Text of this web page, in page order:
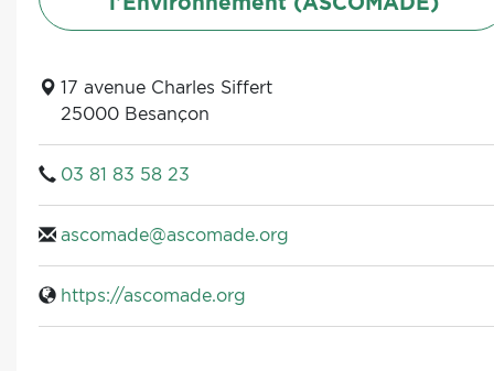
17 avenue Charles Siffert
25000 Besançon
03 81 83 58 23
ascomade@ascomade.org
https://ascomade.org